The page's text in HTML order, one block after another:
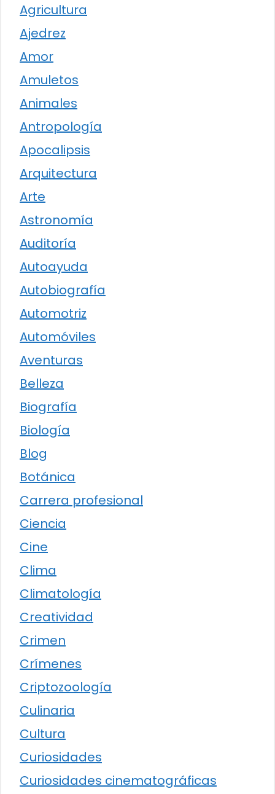
Agricultura
Ajedrez
Amor
Amuletos
Animales
Antropología
Apocalipsis
Arquitectura
Arte
Astronomía
Auditoría
Autoayuda
Autobiografía
Automotriz
Automóviles
Aventuras
Belleza
Biografía
Biología
Blog
Botánica
Carrera profesional
Ciencia
Cine
Clima
Climatología
Creatividad
Crimen
Crímenes
Criptozoología
Culinaria
Cultura
Curiosidades
Curiosidades cinematográficas